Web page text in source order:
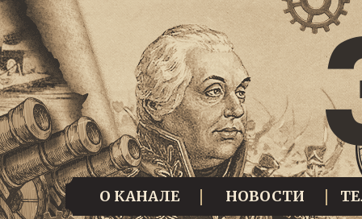
О КАНАЛЕ НОВОСТИ